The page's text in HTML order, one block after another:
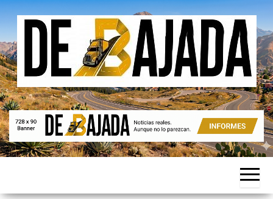
Saltar
contenido
De
Bajada
Noticias
Aunque
parezcan.